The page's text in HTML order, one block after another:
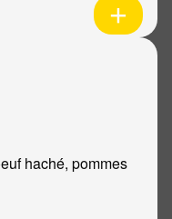
haché, pommes